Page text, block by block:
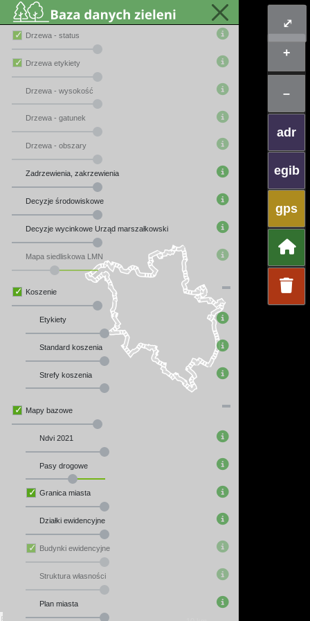
Podstawowe
Techniczne
Pielegnacja, usuniecie
Komentarz
Drzewa - status
Drzewa etykiety
Drzewa - wysokość
Drzewa - gatunek
Drzewa - obszary
Zadrzewienia, zakrzewienia
Decyzje środowiskowe
Decyzje wycinkowe Urząd marszałkowski
Mapa siedliskowa LMN
Koszenie
Etykiety
Standard koszenia
Strefy koszenia
Mapy bazowe
Ndvi 2021
Pasy drogowe
Granica miasta
Działki ewidencyjne
Budynki ewidencyjne
Struktura własności
Plan miasta
+
–
adr
egib
gps
⤢